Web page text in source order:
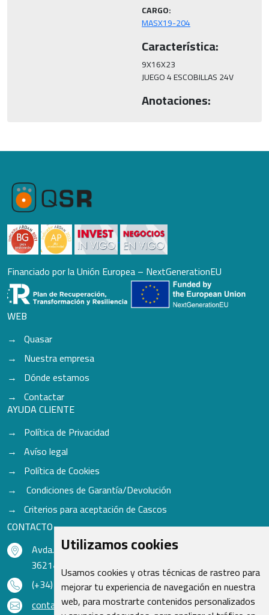
Utilizamos cookies
Usamos cookies y otras técnicas de rastreo para
mejorar tu experiencia de navegación en nuestra
web, para mostrarte contenidos personalizados
CARGO:
MASX19-204
Característica:
9X16X23
JUEGO 4 ESCOBILLAS 24V
Anotaciones:
Financiado por la Unión Europea – NextGenerationEU
WEB
Quasar
Nuestra empresa
Dónde estamos
Contactar
AYUDA CLIENTE
Política de Privacidad
Avíso legal
Política de Cookies
Condiciones de Garantía/Devolución
Criterios para aceptación de Cascos
CONTACTO
Avda. do Freixo - Sardoma, 13
36214 Vigo - Pontevedra - España
(+34) 986 48 16 33
contacto@qsr.es